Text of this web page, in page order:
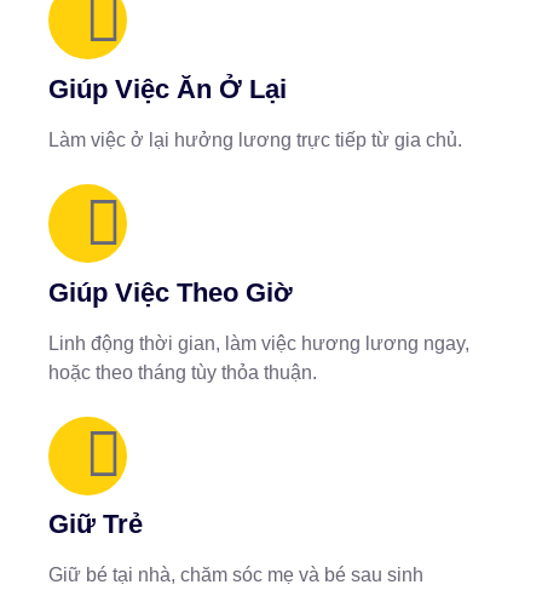
Giúp Việc Ăn Ở Lại
Làm việc ở lại hưởng lương trực tiếp từ gia chủ.
Giúp Việc Theo Giờ
Linh động thời gian, làm việc hương lương ngay,
hoặc theo tháng tùy thỏa thuận.
Giữ Trẻ
Giữ bé tại nhà, chăm sóc mẹ và bé sau sinh